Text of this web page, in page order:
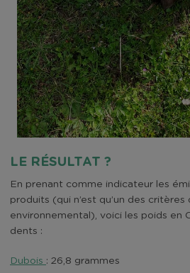
LE RÉSULTAT ?
En prenant comme indicateur les
produits (qui n’est qu’un des critères
environnemental), voici les poids en
dents :
Dubois : 26,8 grammes